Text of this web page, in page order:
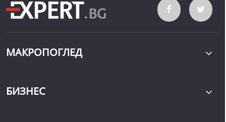
МАКРОПОГЛЕД
БИЗНЕС